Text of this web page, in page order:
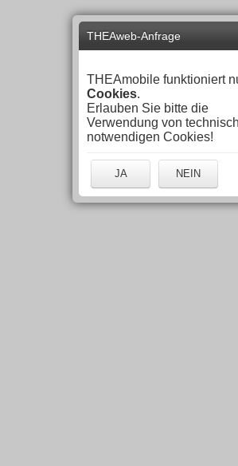
THEAweb-Anfrage
THEAmobile funktioniert
Cookies.
Erlauben Sie bitte die
Verwendung von technisch
notwendigen Cookies!
JA NEIN